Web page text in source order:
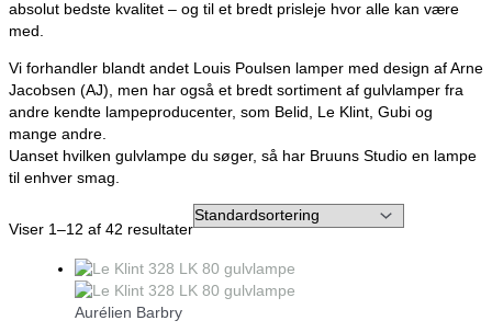
absolut bedste kvalitet – og til et bredt prisleje hvor alle kan være
med.
Vi forhandler blandt andet Louis Poulsen lamper med design af Arne
Jacobsen (AJ), men har også et bredt sortiment af gulvlamper fra
andre kendte lampeproducenter, som Belid, Le Klint, Gubi og
mange andre.
Uanset hvilken gulvlampe du søger, så har Bruuns Studio en lampe
til enhver smag.
Viser 1–12 af 42 resultater
Aurélien Barbry